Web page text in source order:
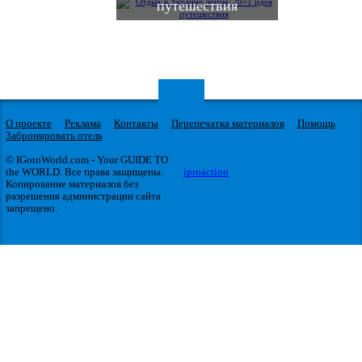
путешествия
О проекте Реклама Контакты Перепечатка материалов
Помощь
Забронировать отель
© IGotoWorld.com - Your GUIDE TO
the WORLD. Все права защищены.
Копирование материалов без
разрешения администрации сайта
запрещено.
iproaction